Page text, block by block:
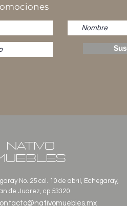
NATIVO
No. 25 col. 10 de abril, Echegaray,
de Juarez, cp.53320